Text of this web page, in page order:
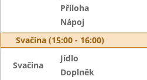
Příloha
Nápoj
Svačina (15:00 - 16:00)
Svačina
Jídlo
Doplněk